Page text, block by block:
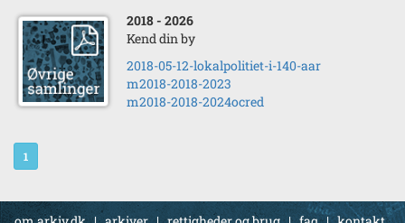
2018 - 2026
Kend din by
2018-05-12-lokalpolitiet-i-140-aar
m2018-2018-2023
m2018-2018-2024ocred
1